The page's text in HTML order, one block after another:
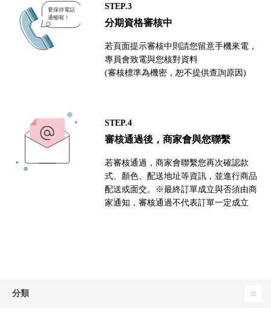
STEP.3
分期資格審核中
若頁面提示審核中則請您留意手機來電，
專員會致電與您核對資料
(審核標準為機密，恕不提供查詢原因)
STEP.4
審核通過後，商家會與您聯繫
若審核通過，商家會聯繫您再次確認款
式、顏色、配送地址等資訊，並進行商品
配送或面交。※最終訂單成立與否須由商
家通知，審核通過不代表訂單一定成立
分類